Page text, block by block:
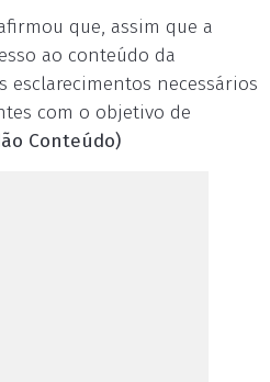
que, assim que a
ao conteúdo da
esclarecimentos necessários
com o objetivo de
Conteúdo)